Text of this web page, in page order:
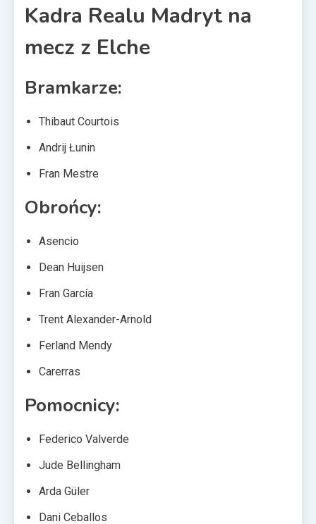
Kadra Realu Madryt na
mecz z Elche
Bramkarze:
Thibaut Courtois
Andrij Łunin
Fran Mestre
Obrońcy:
Asencio
Dean Huijsen
Fran García
Trent Alexander-Arnold
Ferland Mendy
Carerras
Pomocnicy:
Federico Valverde
Jude Bellingham
Arda Güler
Dani Ceballos